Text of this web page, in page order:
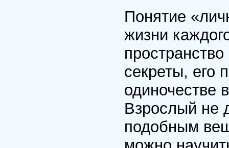
Понятие
жизни
секреты, его
одиночестве
Взрослый не
подобным